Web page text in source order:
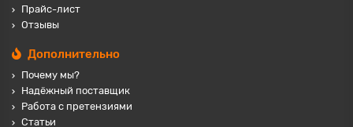
Прайс-лист
Отзывы
Дополнительно
Почему мы?
Надёжный поставщик
Работа с претензиями
Статьи